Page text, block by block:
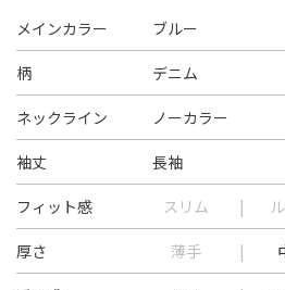
メインカラー ブルー
柄 デニム
ネックライン ノーカラー
袖丈 長袖
フィット感 スリム
厚さ 薄手